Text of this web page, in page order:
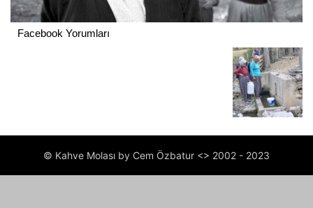
Facebook Yorumları
© Kahve Molası by Cem Özbatur <> 2002 - 2023